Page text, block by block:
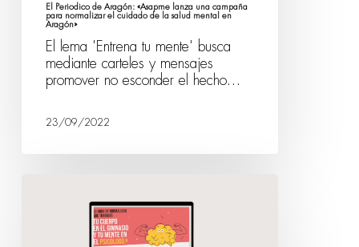
El Periodico de Aragón: «Asapme lanza una campaña
para normalizar el cuidado de la salud mental en
Aragón»
El lema 'Entrena tu mente' busca
mediante carteles y mensajes
promover no esconder el hecho…
23/09/2022